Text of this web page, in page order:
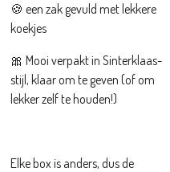
🍪 een zak gevuld met lekkere
koekjes
🎀 Mooi verpakt in Sinterklaas-
stijl, klaar om te geven (of om
lekker zelf te houden!)
Elke box is anders, dus de